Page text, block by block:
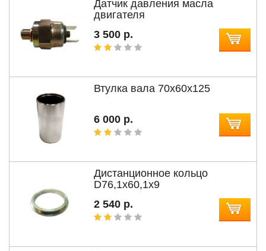
Датчик давления масла
двигателя
3 500 р.
Втулка вала 70x60x125
6 000 р.
Дистанционное кольцо
D76,1х60,1х9
2 540 р.